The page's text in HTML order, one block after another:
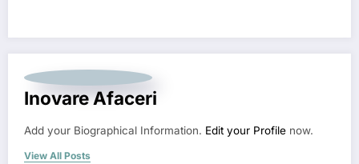
Inovare Afaceri
Add your Biographical Information. Edit your Profile now.
View All Posts